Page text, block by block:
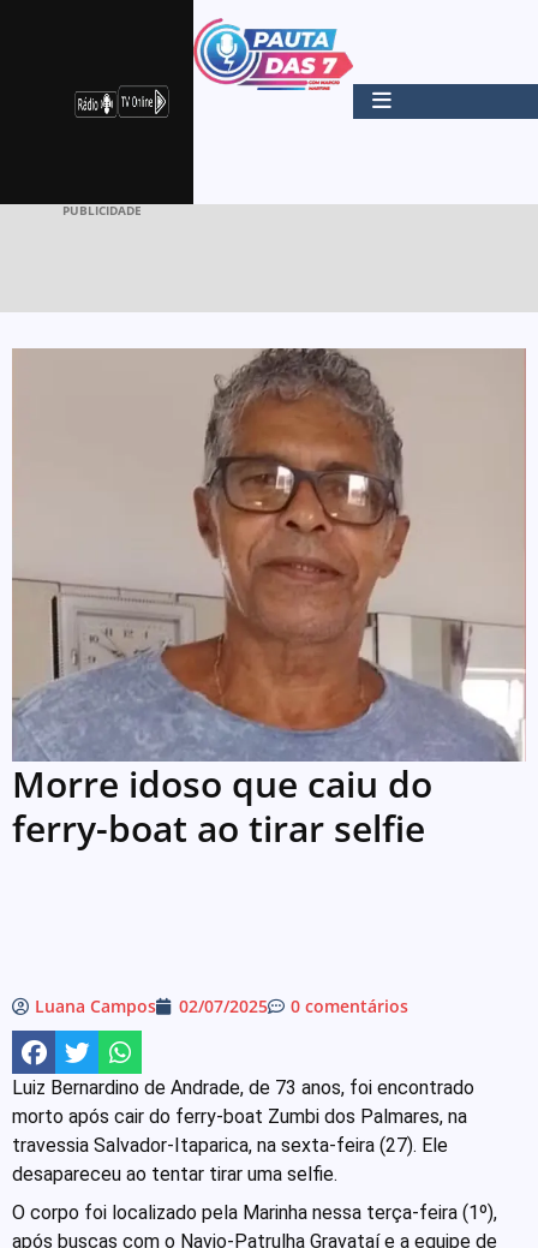
PUBLICIDADE
Morre idoso que caiu do
ferry-boat ao tirar selfie
Luana Campos 02/07/2025 0 comentários
Luiz Bernardino de Andrade, de 73 anos, foi encontrado
morto após cair do ferry-boat Zumbi dos Palmares, na
travessia Salvador-Itaparica, na sexta-feira (27). Ele
desapareceu ao tentar tirar uma selfie.
O corpo foi localizado pela Marinha nessa terça-feira (1º),
após buscas com o Navio-Patrulha Gravataí e a equipe de